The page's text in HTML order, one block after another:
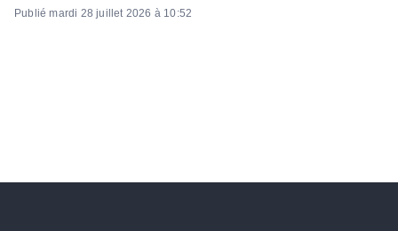
Publié mardi 28 juillet 2026 à 10:52